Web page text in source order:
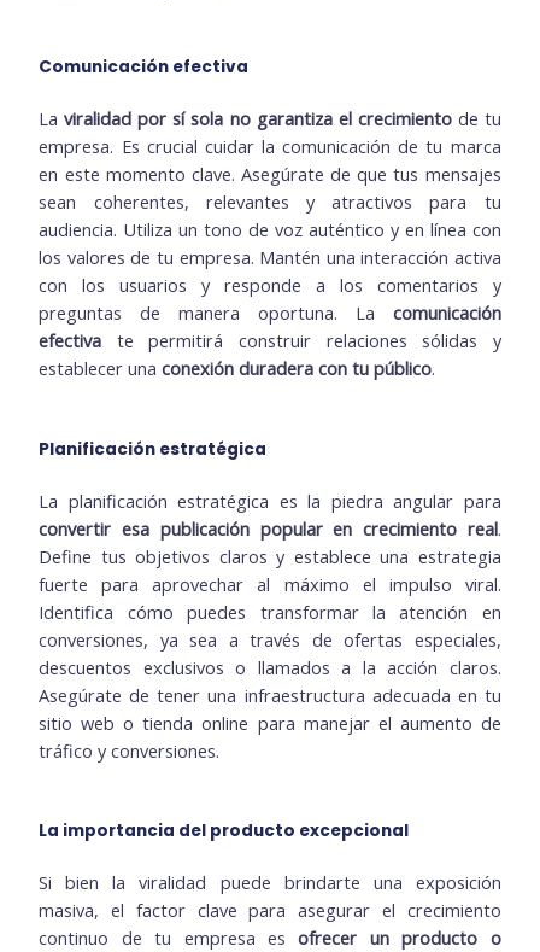
Comunicación efectiva
Laviralidad por sí sola no garantiza el crecimientode tu
empresa. Es crucial cuidar la comunicación de tu marca
en este momento clave. Asegúrate de que tus mensajes
sean coherentes, relevantes y atractivos para tu
audiencia. Utiliza un tono de voz auténtico y en línea con
los valores de tu empresa. Mantén una interacción activa
con los usuarios y responde a los comentarios y
preguntas de manera oportuna. La comunicación
efectiva te permitirá construir relaciones sólidas y
establecer unaconexión duradera con tu público.
Planificación estratégica
La planificación estratégica es la piedra angular para
convertir esa publicación popular en crecimiento real.
Define tus objetivos claros y establece una estrategia
fuerte para aprovechar al máximo el impulso viral.
Identifica cómo puedes transformar la atención en
conversiones, ya sea a través de ofertas especiales,
descuentos exclusivos o llamados a la acción claros.
Asegúrate de tener una infraestructura adecuada en tu
sitio web o tienda online para manejar el aumento de
tráfico y conversiones.
La importancia del producto excepcional
Si bien la viralidad puede brindarte una exposición
masiva, el factor clave para asegurar el crecimiento
continuo de tu empresa esofrecer un producto o